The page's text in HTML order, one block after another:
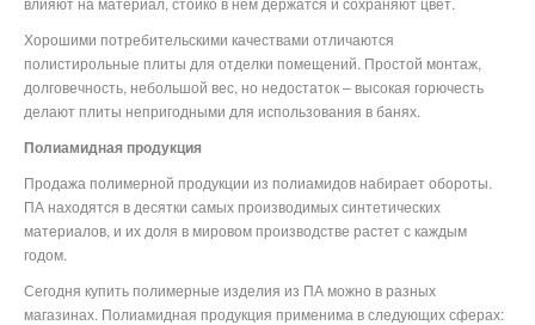
Хорошими потребительскими качествами отличаются
полистирольные плиты для отделки помещений. Простой монтаж,
долговечность, небольшой вес, но недостаток – высокая горючесть
делают плиты непригодными для использования в банях.
Полиамидная продукция
Продажа полимерной продукции из полиамидов набирает обороты.
ПА находятся в десятки самых производимых синтетических
материалов, и их доля в мировом производстве растет с каждым
годом.
Сегодня купить полимерные изделия из ПА можно в разных
магазинах. Полиамидная продукция применима в следующих сферах: